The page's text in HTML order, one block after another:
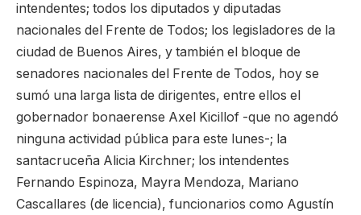
intendentes; todos los diputados y diputadas
nacionales del Frente de Todos; los legisladores de la
ciudad de Buenos Aires, y también el bloque de
senadores nacionales del Frente de Todos, hoy se
sumó una larga lista de dirigentes, entre ellos el
gobernador bonaerense Axel Kicillof -que no agendó
ninguna actividad pública para este lunes-; la
santacruceña Alicia Kirchner; los intendentes
Fernando Espinoza, Mayra Mendoza, Mariano
Cascallares (de licencia), funcionarios como Agustín